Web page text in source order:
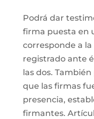
Podrá dar
firma puesta en
corresponde a
registrado ante
las dos.
que las firmas
presencia,
firmantes.